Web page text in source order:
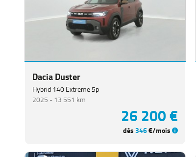
Dacia Duster
Hybrid 140 Extreme 5p
2025 - 13 551 km
26 200 €
dès346€/mois